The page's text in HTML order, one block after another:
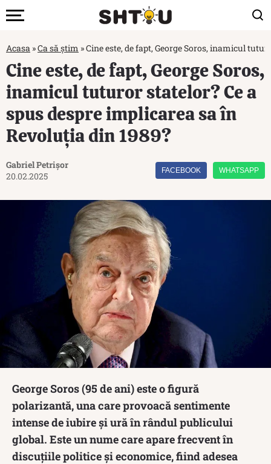
Acasa »Ca să știm »Cine este, de fapt, George Soros, inamicul
Cine este, de fapt, George Soros,
inamicul tuturor statelor? Ce a
spus despre implicarea sa în
Revoluția din 1989?
Gabriel Petrișor
20.02.2025
FACEBOOK WHATSAPP
George Soros (95 de ani) este o figură
polarizantă, una care provoacă sentimente
intense de iubire și ură în rândul publicului
global. Este un nume care apare frecvent în
discuțiile politice și economice, fiind adesea